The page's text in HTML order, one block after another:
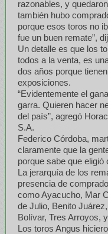
razonables, y
también hubo
porque esos toros no
fue un buen remate”,
Un detalle es que los
todos a la venta, es
dos años porque
exposiciones.
“Evidentemente el
garra. Quieren hacer
del país”, agregó
S.A.
Federico Córdoba,
claramente que la
porque sabe que eligió
La jerarquía de los
presencia de
como Ayacucho, Mar
de Julio, Benito
Bolívar, Tres Arroyos,
Los toros Angus